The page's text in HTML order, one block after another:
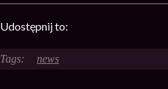
Udostępnij to:
news